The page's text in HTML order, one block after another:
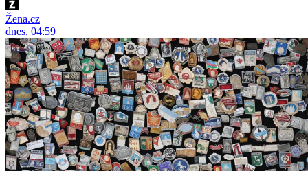
Žena.cz
dnes, 04:59